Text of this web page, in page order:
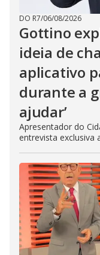
DO R7/06/08/2026
Gottino
ideia de
aplicativo
durante a
ajudar’
Apresentador do
entrevista exclusiva